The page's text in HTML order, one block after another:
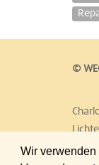
Wir
©